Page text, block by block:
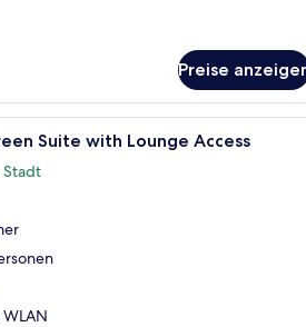
Preise
Ein luxuriöses Schlafzimmer
Suite with Lounge Access
Stadt